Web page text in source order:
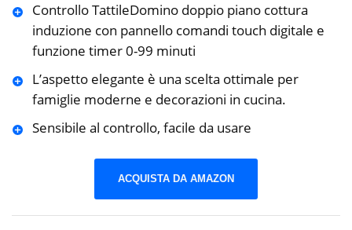
Controllo TattileDomino doppio piano cottura
induzione con pannello comandi touch digitale e
funzione timer 0-99 minuti
L’aspetto elegante è una scelta ottimale per
famiglie moderne e decorazioni in cucina.
Sensibile al controllo, facile da usare
ACQUISTA DA AMAZON